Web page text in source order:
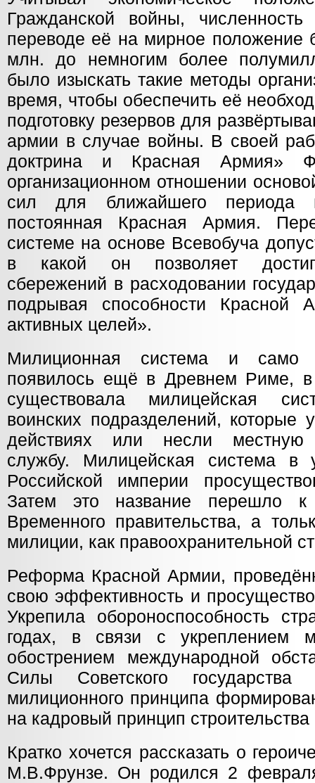
Гражданской войны,
переводе её на мирное положение
млн. до немногим более
было изыскать такие методы
время, чтобы обеспечить её
подготовку резервов для
армии в случае войны. В своей
доктрина и Красная Армия»
организационном отношении
сил для ближайшего периода
постоянная Красная Армия.
системе на основе Всевобуча
в какой он позволяет
сбережений в расходовании
подрывая способности Красной
активных целей».
Милиционная система и
появилось ещё в Древнем Риме, в
существовала милицейская
воинских подразделений, которые
действиях или несли местную
службу. Милицейская система в
Российской империи
Затем это название перешло
Временного правительства, а
милиции, как правоохранительной
Реформа Красной Армии,
свою эффективность и
Укрепила обороноспособность
годах, в связи с
обострением международной
Силы Советского государства
милиционного принципа
на кадровый принцип
Кратко хочется рассказать о
М.В.Фрунзе. Он родился 2